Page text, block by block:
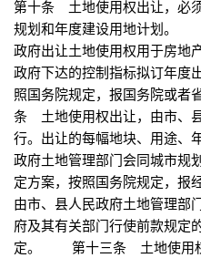
第十条 土地使用权出让，必
规划和年度建设用地计划
政府出让土地使用权用于房地
政府下达的控制指标拟订年度
照国务院规定，报国务院或
条 土地使用权出让，由市、
行。出让的每幅地块、用途、
政府土地管理部门会同城市规
定方案，按照国务院规定，报
由市、县人民政府土地管理
府及其有关部门行使前款规定
定。 第十三条 土地使用权